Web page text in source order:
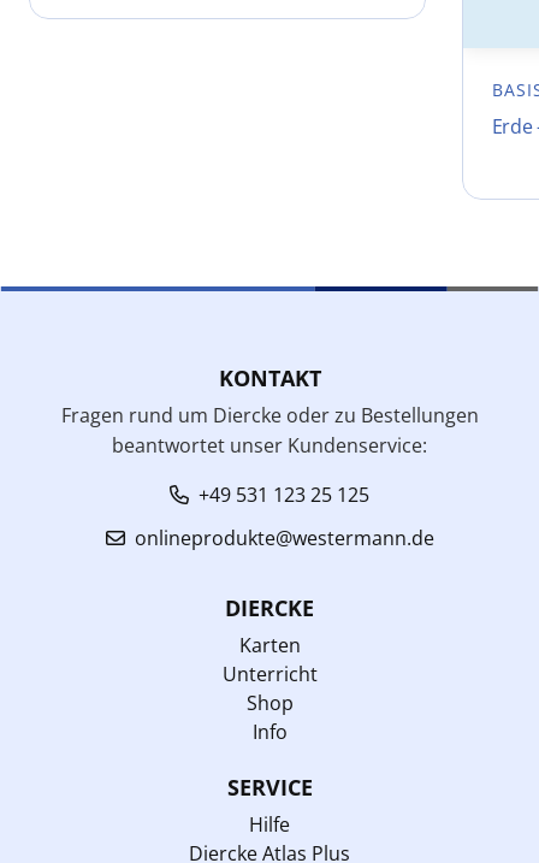
KONTAKT
Fragen rund um Diercke oder zu Bestellungen
beantwortet unser Kundenservice:
+49 531 123 25 125
onlineprodukte@westermann.de
DIERCKE
Karten
Unterricht
Shop
Info
SERVICE
Hilfe
Diercke Atlas Plus